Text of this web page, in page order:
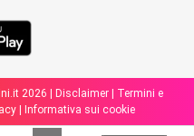
2026 | Disclaimer| Termini e
| Informativa sui cookie